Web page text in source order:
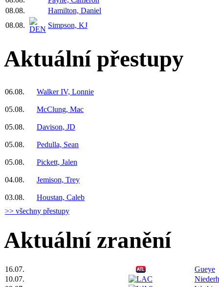
08.08.
Hamilton, Daniel
08.08.
Simpson, KJ
Aktuální přestupy
06.08. Walker IV, Lonnie
05.08. McClung, Mac
05.08. Davison, JD
05.08. Pedulla, Sean
05.08. Pickett, Jalen
04.08. Jemison, Trey
03.08.
Houstan, Caleb
>> všechny přestupy
Aktuální zranění
16.07.
Gueye
10.07.